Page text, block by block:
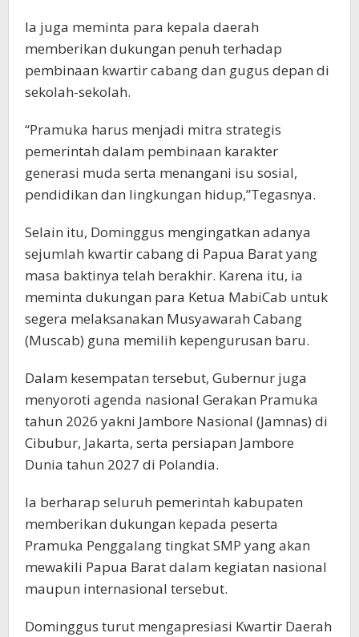
Ia juga meminta para kepala daerah
memberikan dukungan penuh terhadap
pembinaan kwartir cabang dan gugus depan di
sekolah-sekolah.
“Pramuka harus menjadi mitra strategis
pemerintah dalam pembinaan karakter
generasi muda serta menangani isu sosial,
pendidikan dan lingkungan hidup,”Tegasnya.
Selain itu, Dominggus mengingatkan adanya
sejumlah kwartir cabang di Papua Barat yang
masa baktinya telah berakhir. Karena itu, ia
meminta dukungan para Ketua MabiCab untuk
segera melaksanakan Musyawarah Cabang
(Muscab) guna memilih kepengurusan baru.
Dalam kesempatan tersebut, Gubernur juga
menyoroti agenda nasional Gerakan Pramuka
tahun 2026 yakni Jambore Nasional (Jamnas) di
Cibubur, Jakarta, serta persiapan Jambore
Dunia tahun 2027 di Polandia.
Ia berharap seluruh pemerintah kabupaten
memberikan dukungan kepada peserta
Pramuka Penggalang tingkat SMP yang akan
mewakili Papua Barat dalam kegiatan nasional
maupun internasional tersebut.
Dominggus turut mengapresiasi Kwartir Daerah